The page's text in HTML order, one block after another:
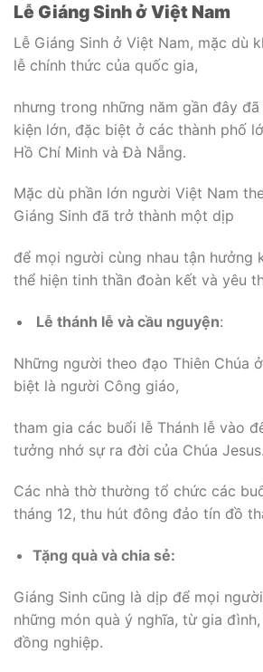
Lễ Giáng Sinh ở Việt Nam
Lễ Giáng Sinh ở Việt Nam, mặc dù
lễ chính thức của quốc gia,
nhưng trong những năm gần đây
kiện lớn, đặc biệt ở các thành phố
Hồ Chí Minh và Đà Nẵng.
Mặc dù phần lớn người Việt Nam
Giáng Sinh đã trở thành một dịp
để mọi người cùng nhau tận hưởng
thể hiện tinh thần đoàn kết và yêu
Lễ thánh lễ và cầu nguyện:
Những người theo đạo Thiên Chúa
biệt là người Công giáo,
tham gia các buổi lễ Thánh lễ vào
tưởng nhớ sự ra đời của Chúa Jesus.
Các nhà thờ thường tổ chức các
tháng 12, thu hút đông đảo tín đồ
Tặng quà và chia sẻ:
Giáng Sinh cũng là dịp để mọi
những món quà ý nghĩa, từ gia
đồng nghiệp.